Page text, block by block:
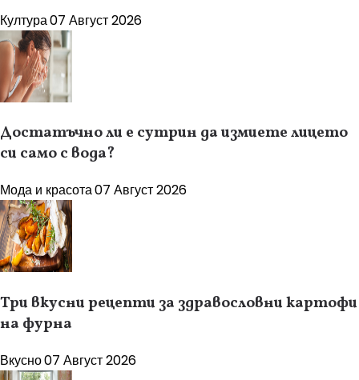
Култура07 Август 2026
Достатъчно ли е сутрин да измиете лицето
си само с вода?
Мода и красота07 Август 2026
Три вкусни рецепти за здравословни картофи
на фурна
Вкусно07 Август 2026